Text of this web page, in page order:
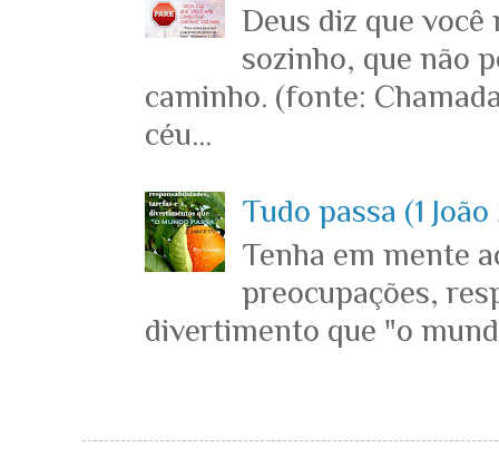
Deus diz que você
sozinho, que não
caminho. (fonte:
céu...
Tudo passa (1 João
Tenha em mente
preocupações,
divertimento que "o